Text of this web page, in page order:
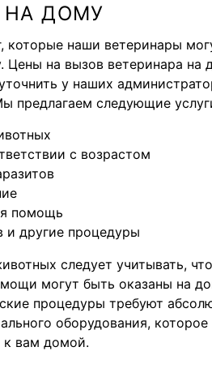
НА ДОМУ
которые наши ветеринары
Цены на вызов ветеринара на
у наших
предлагаем следующие
с возрастом
помощь
и другие процедуры
следует учитывать,
могут быть оказаны на
процедуры требуют
оборудования, которое
к вам домой.